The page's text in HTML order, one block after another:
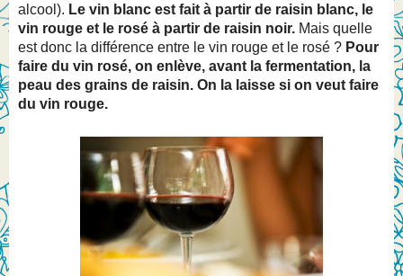
alcool). Le vin blanc est fait à partir de raisin blanc, le
vin rouge et le rosé à partir de raisin noir. Mais quelle
est donc la différence entre le vin rouge et le rosé ? Pour
faire du vin rosé, on enlève, avant la fermentation, la
peau des grains de raisin. On la laisse si on veut faire
du vin rouge.